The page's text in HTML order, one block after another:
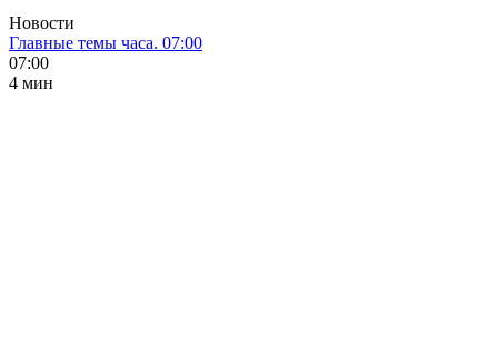
Новости
Главные темы часа. 07:00
07:00
4 мин